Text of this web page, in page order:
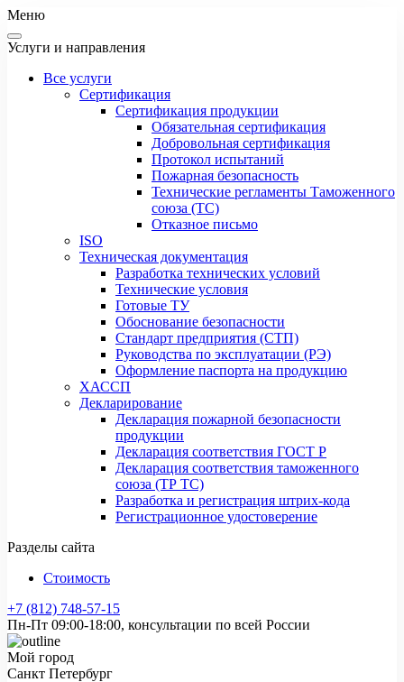
Меню
Услуги и направления
Все услуги
Сертификация
Сертификация продукции
Обязательная сертификация
Добровольная сертификация
Протокол испытаний
Пожарная безопасность
Технические регламенты Таможенного
союза (ТС)
Отказное письмо
ISO
Техническая документация
Разработка технических условий
Технические условия
Готовые ТУ
Обоснование безопасности
Стандарт предприятия (СТП)
Руководства по эксплуатации (РЭ)
Оформление паспорта на продукцию
ХАССП
Декларирование
Декларация пожарной безопасности
продукции
Декларация соответствия ГОСТ Р
Декларация соответствия таможенного
союза (ТР ТС)
Разработка и регистрация штрих-кода
Регистрационное удостоверение
Разделы сайта
Стоимость
+7 (812) 748-57-15
Пн-Пт 09:00-18:00, консультации по всей России
Мой город
Санкт Петербург